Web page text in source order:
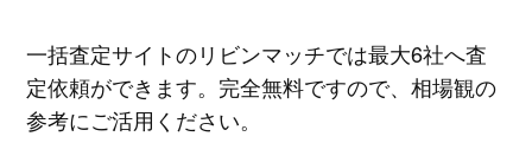
一括査定サイトのリビンマッチでは最大6社へ査
定依頼ができます。完全無料ですので、相場観の
参考にご活用ください。